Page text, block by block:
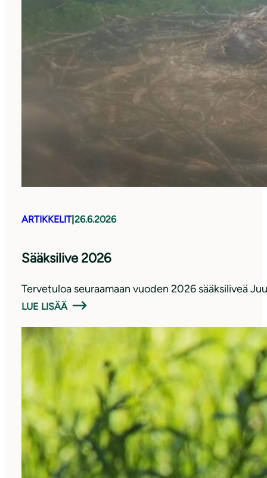
ARTIKKELIT| 26.6.2026
Sääksilive 2026
Tervetuloa seuraamaan vuoden 2026 sääksiliveä
LUE LISÄÄ